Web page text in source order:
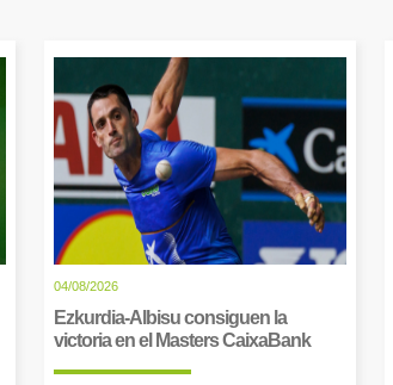
04/08/2026
Ezkurdia-Albisu consiguen la
victoria en el Masters CaixaBank